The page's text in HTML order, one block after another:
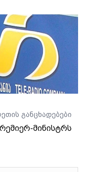
განცხადებები
მინისტრს